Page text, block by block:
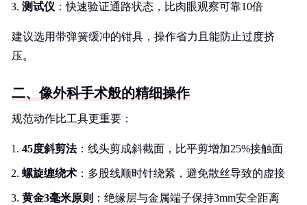
测试仪 ：快速验证通路状态，比肉眼观察可靠10倍
建议选用带弹簧缓冲的钳具，操作省力且能防止过度挤
压。
二、像外科手术般的精细操作
规范动作比工具更重要：
45度斜剪法：线头剪成斜截面，比平剪增加25%接触面
螺旋缠绕术 ：多股线顺时针绕紧，避免散丝导致的虚接
黄金3毫米原则 ：绝缘层与金属端子保持3mm安全距离